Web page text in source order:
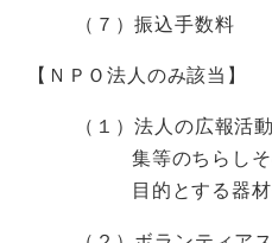
（７）振込手数料
【ＮＰＯ法人のみ該当】
（１）法人の広報活
集等のちらし
目的とする器